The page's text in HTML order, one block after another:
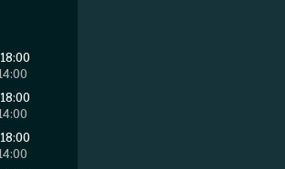
18:00
18:00
18:00